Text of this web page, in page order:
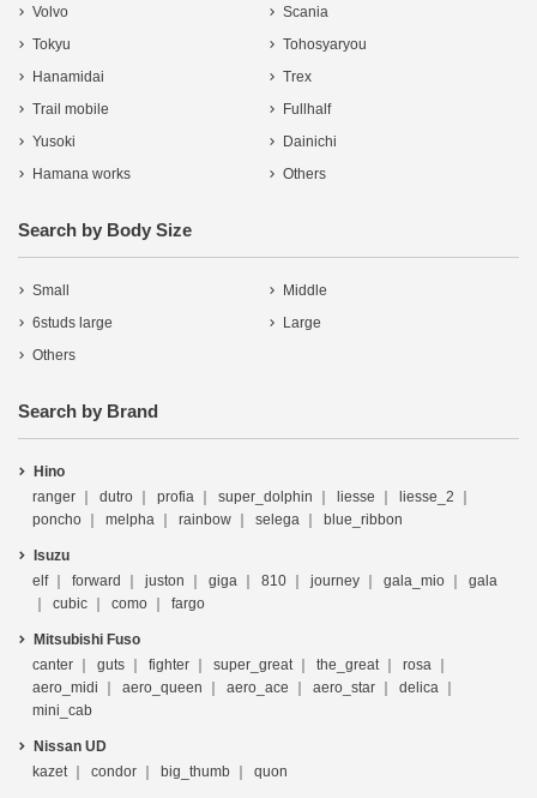
Volvo
Scania
Tokyu
Tohosyaryou
Hanamidai
Trex
Trail mobile
Fullhalf
Yusoki
Dainichi
Hamana works
Others
Search by Body Size
Small
Middle
6studs large
Large
Others
Search by Brand
Hino
ranger
dutro profia super_dolphin liesse
liesse_2
poncho
melpha rainbow selega blue_ribbon
Isuzu
elf
forward juston giga 810 journey gala_mio
gala
cubic
como fargo
Mitsubishi Fuso
canter
guts fighter super_great the_great
rosa
aero_midi
aero_queen aero_ace aero_star
delica
mini_cab
Nissan UD
kazet
condor big_thumb quon